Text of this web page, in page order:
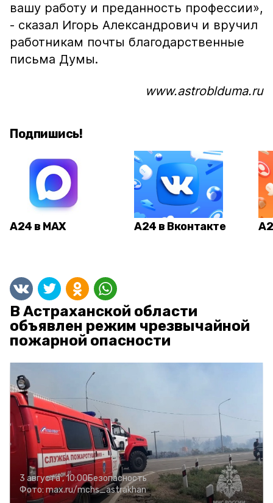
вашу работу и преданность профессии»,
- сказал Игорь Александрович и вручил
работникам почты благодарственные
письма Думы.
www.astroblduma.ru
Подпишись!
А24 в MAX А24 в Вконтакте
В Астраханской области
объявлен режим чрезвычайной
пожарной опасности
3 августа , 10:00Безопасность
Фото: max.ru/mchs_astrakhan